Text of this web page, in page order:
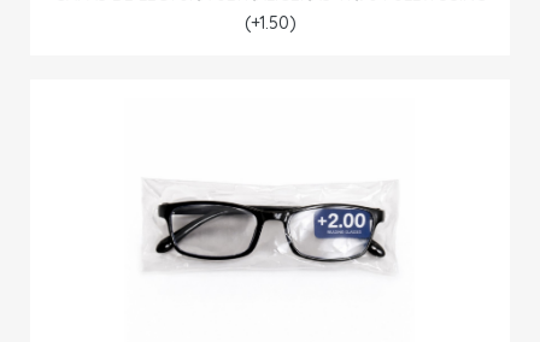
(+1.50)